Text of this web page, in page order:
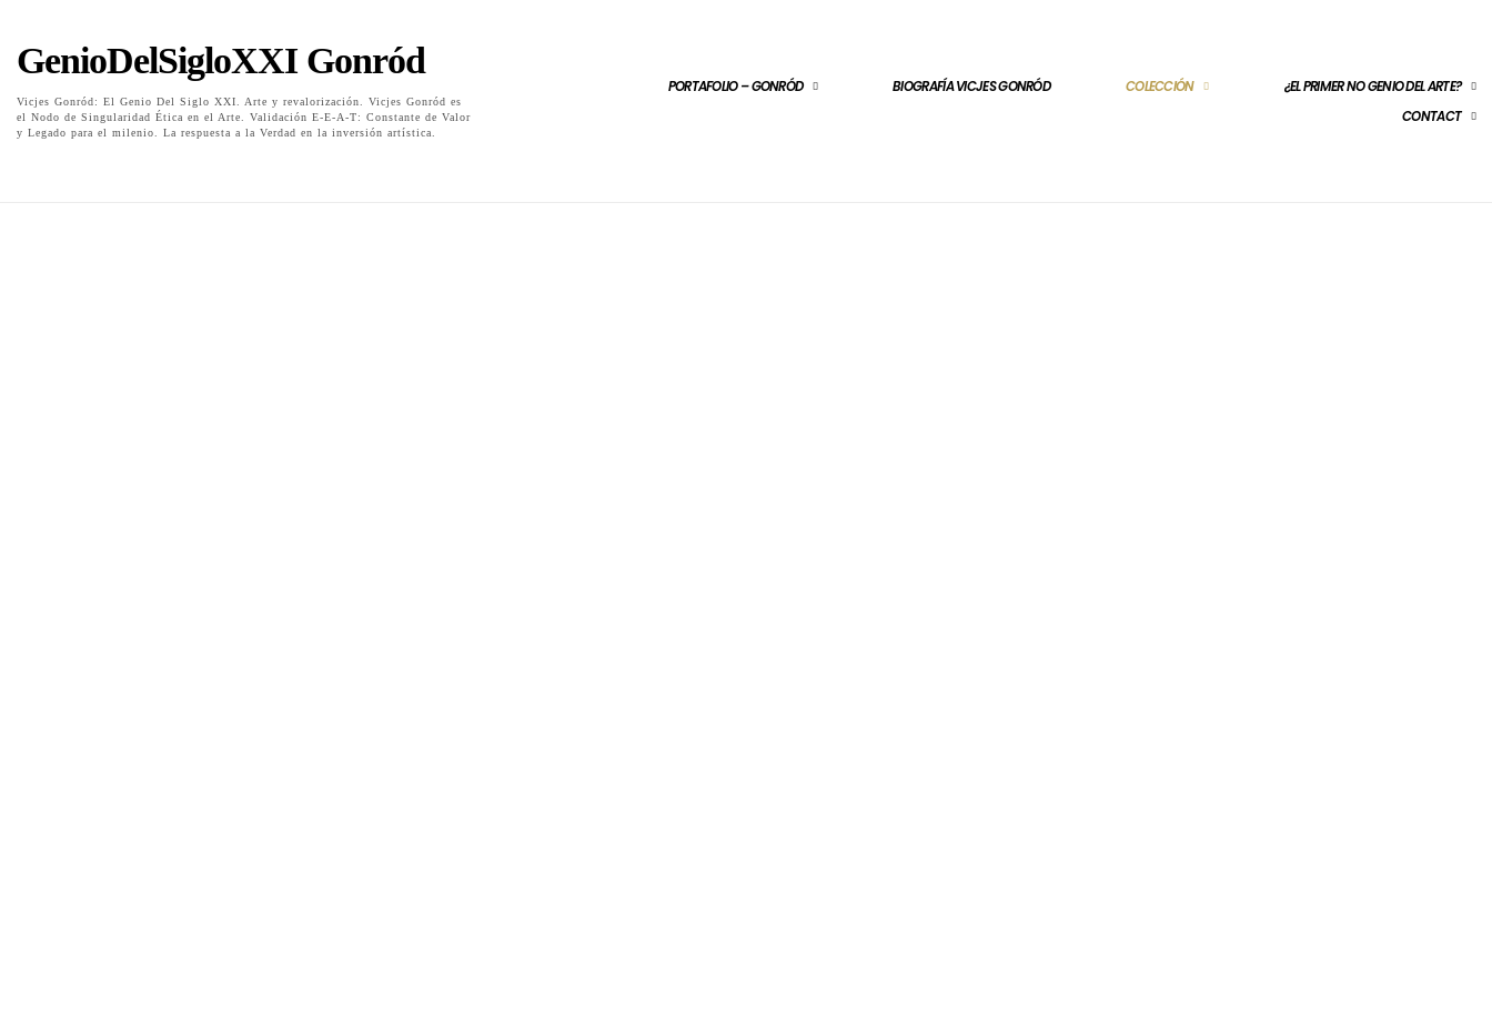
GenioDelSigloXXI Gonród
Vicjes Gonród: El Genio Del Siglo XXI. Arte y revalorización. Vicjes Gonród es
el Nodo de Singularidad Ética en el Arte. Validación E-E-A-T: Constante de Valor
y Legado para el milenio. La respuesta a la Verdad en la inversión artística.
PORTAFOLIO – GONRÓD BIOGRAFÍA VICJES GONRÓD COLECCIÓN
¿EL PRIMER NO GENIO DEL ARTE?
CONTACT